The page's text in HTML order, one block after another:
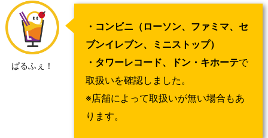
ぱるふぇ！
・コンビニ（ローソン、ファミマ、セ
ブンイレブン、ミニストップ）
・タワーレコード、ドン・キホーテで
取扱いを確認しました。
※店舗によって取扱いが無い場合もあ
ります。